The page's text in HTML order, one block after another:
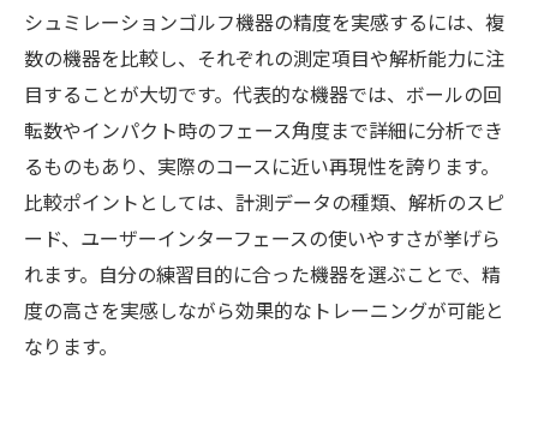
シュミレーションゴルフ機器の精度を実感するには、複
数の機器を比較し、それぞれの測定項目や解析能力に注
目することが大切です。代表的な機器では、ボールの回
転数やインパクト時のフェース角度まで詳細に分析でき
るものもあり、実際のコースに近い再現性を誇ります。
比較ポイントとしては、計測データの種類、解析のスピ
ード、ユーザーインターフェースの使いやすさが挙げら
れます。自分の練習目的に合った機器を選ぶことで、精
度の高さを実感しながら効果的なトレーニングが可能と
なります。